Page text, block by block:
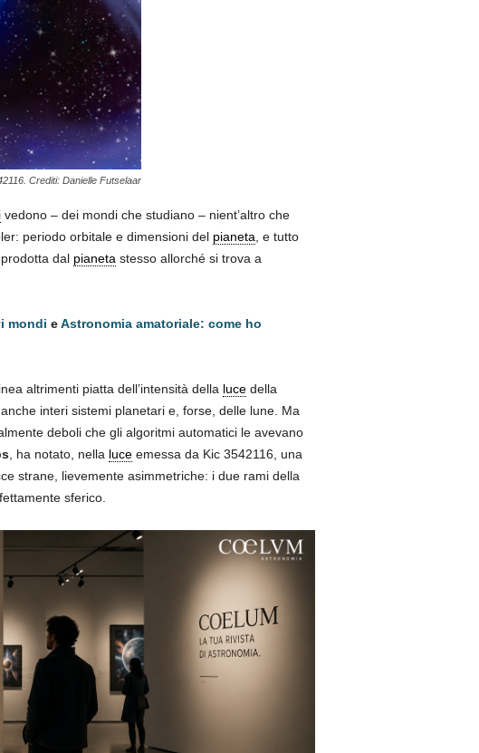
Crediti: Danielle Futselaar
vedono – dei mondi che studiano – nient’altro che
periodo orbitale e dimensioni del pianeta , e tutto
dal pianeta stesso allorché si trova a
mondi eAstronomia amatoriale: come ho
altrimenti piatta dell’intensità della lucedella
interi sistemi planetari e, forse, delle lune. Ma
deboli che gli algoritmi automatici le avevano
, ha notato, nella luceemessa da Kic 3542116, una
strane, lievemente asimmetriche: i due rami della
sferico.